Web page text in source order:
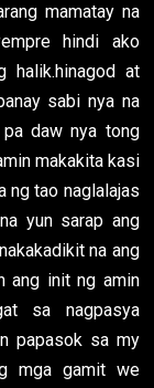
mamatay na
hindi ako
halik.hinagod at
sabi nya na
daw nya tong
makakita kasi
ng tao naglalajas
yun sarap ang
na ang
ang init ng amin
sa nagpasya
papasok sa my
mga gamit we